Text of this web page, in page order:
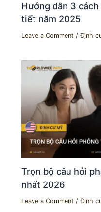
Hướng dẫn 3
tiết năm 2025
Leave a Comment /Định
Trọn bộ câu hỏi
nhất 2026
Leave a Comment /Định